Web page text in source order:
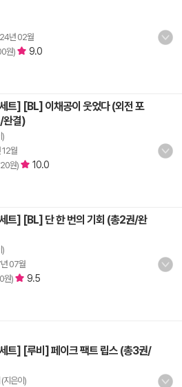
년 02월
원) 9.0
트] [BL] 이채공이 웃었다 (외전 포
완결)
)
12월
원) 10.0
트] [BL] 단 한 번의 기회 (총2권/완
)
07월
원) 9.5
트] [루비] 페이크 팩트 립스 (총3권/
(지은이)